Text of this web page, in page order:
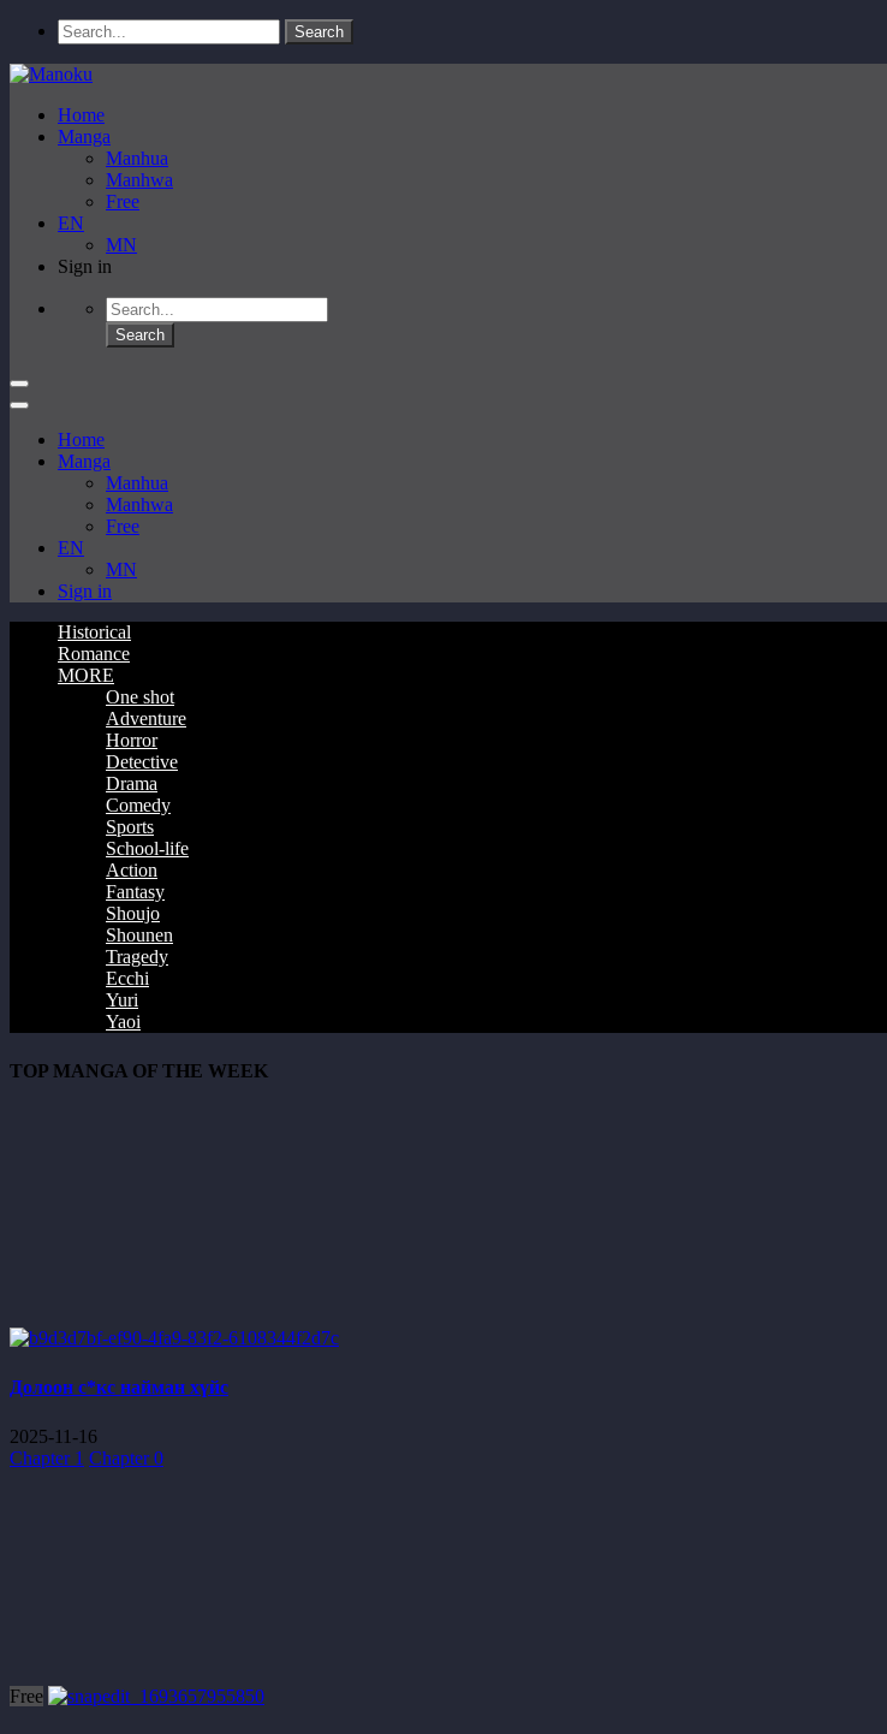
Home
Manga
Manhua
Manhwa
Free
EN
MN
Sign in
Home
Manga
Manhua
Manhwa
Free
EN
MN
Sign in
Historical
Romance
MORE
One shot
Adventure
Horror
Detective
Drama
Comedy
Sports
School-life
Action
Fantasy
Shoujo
Shounen
Tragedy
Ecchi
Yuri
Yaoi
TOP MANGA OF THE WEEK
Долоон с*кс найман хүйс
2025-11-16
Chapter 1 Chapter 0
Free